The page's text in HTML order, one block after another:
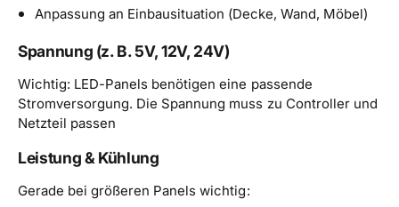
Anpassung an Einbausituation (Decke, Wand, Möbel)
Spannung (z. B. 5V, 12V, 24V)
Wichtig: LED-Panels benötigen eine passende
Stromversorgung. Die Spannung muss zu Controller und
Netzteil passen
Leistung & Kühlung
Gerade bei größeren Panels wichtig: